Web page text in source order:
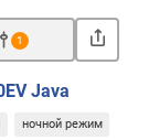
1
Java
ночной режим